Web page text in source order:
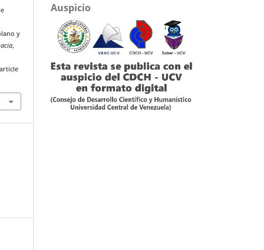
y
,
Auspicio